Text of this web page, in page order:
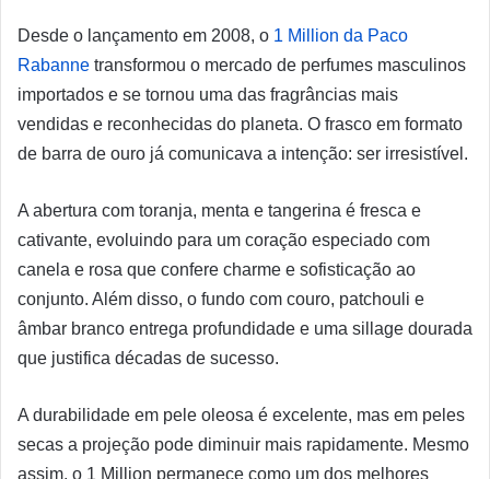
Desde o lançamento em 2008, o 1 Million da Paco
Rabanne transformou o mercado de perfumes masculinos
importados e se tornou uma das fragrâncias mais
vendidas e reconhecidas do planeta. O frasco em formato
de barra de ouro já comunicava a intenção: ser irresistível.
A abertura com toranja, menta e tangerina é fresca e
cativante, evoluindo para um coração especiado com
canela e rosa que confere charme e sofisticação ao
conjunto. Além disso, o fundo com couro, patchouli e
âmbar branco entrega profundidade e uma sillage dourada
que justifica décadas de sucesso.
A durabilidade em pele oleosa é excelente, mas em peles
secas a projeção pode diminuir mais rapidamente. Mesmo
assim, o 1 Million permanece como um dos melhores